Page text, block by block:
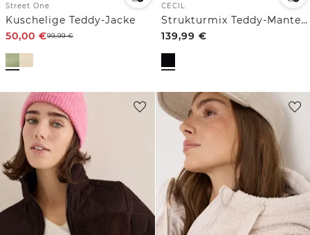
Street One
Kuschelige Teddy-Jacke
50,00 €99,99€
CECIL
Strukturmix Teddy-Mantel mit Kapuze
139,99 €